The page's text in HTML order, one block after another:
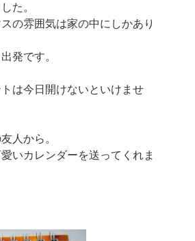
た。
の雰囲気は家の中にしかあり
発です。
は今日開けないといけませ
人から。
いカレンダーを送ってくれま